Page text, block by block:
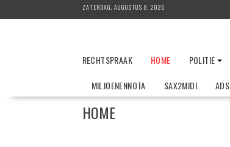
naar
ZATERDAG, AUGUSTUS 8, 2026
RECHTSPRAAK HOME POLITIE
MILJOENENNOTA
SAX2MIDI ADS
HOME